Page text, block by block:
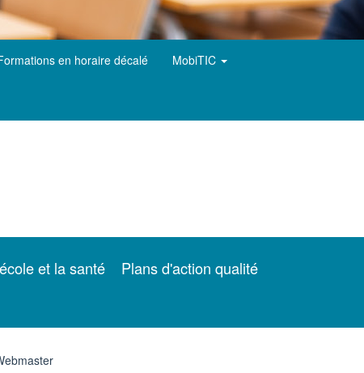
en horaire décalé MobiTIC
et la santé
Plans d'action qualité